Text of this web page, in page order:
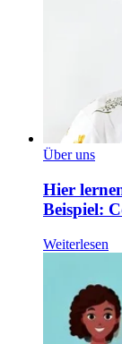
Über uns
Hier
Beispiel:
Weiterlesen